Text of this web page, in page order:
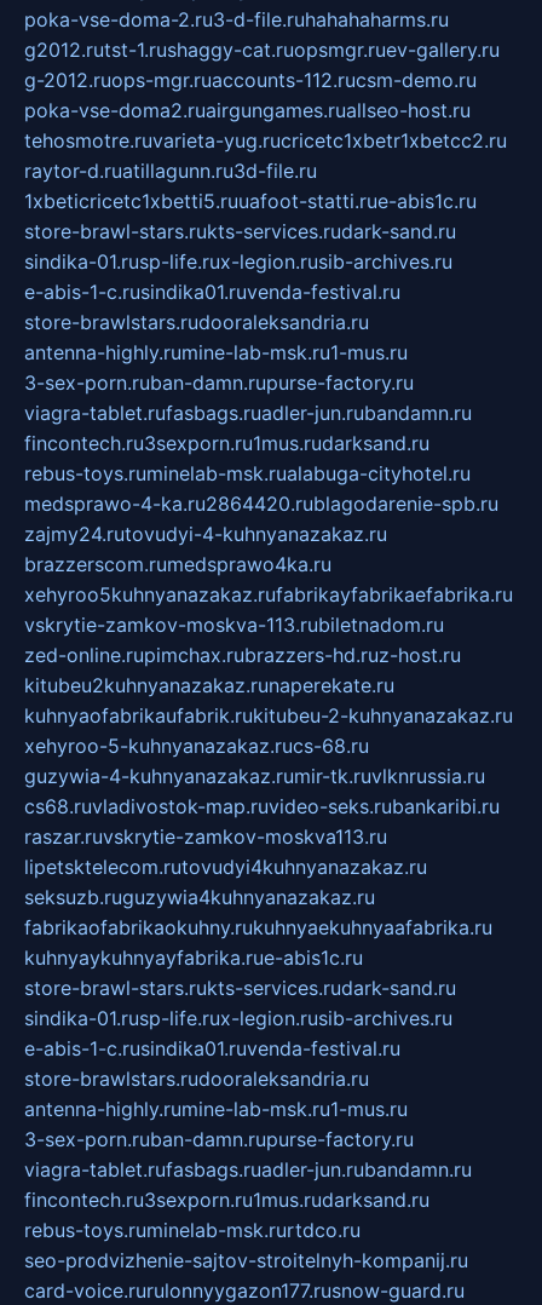
poka-vse-doma-2.ru3-d-file.ruhahahaharms.ru
g2012.rutst-1.rushaggy-cat.ruopsmgr.ruev-gallery.ru
g-2012.ruops-mgr.ruaccounts-112.rucsm-demo.ru
poka-vse-doma2.ruairgungames.ruallseo-host.ru
tehosmotre.ruvarieta-yug.rucricetc1xbetr1xbetcc2.ru
raytor-d.ruatillagunn.ru3d-file.ru
1xbeticricetc1xbetti5.ruuafoot-statti.rue-abis1c.ru
store-brawl-stars.rukts-services.rudark-sand.ru
sindika-01.rusp-life.rux-legion.rusib-archives.ru
e-abis-1-c.rusindika01.ruvenda-festival.ru
store-brawlstars.rudooraleksandria.ru
antenna-highly.rumine-lab-msk.ru1-mus.ru
3-sex-porn.ruban-damn.rupurse-factory.ru
viagra-tablet.rufasbags.ruadler-jun.rubandamn.ru
fincontech.ru3sexporn.ru1mus.rudarksand.ru
rebus-toys.ruminelab-msk.rualabuga-cityhotel.ru
medsprawo-4-ka.ru2864420.rublagodarenie-spb.ru
zajmy24.rutovudyi-4-kuhnyanazakaz.ru
brazzerscom.rumedsprawo4ka.ru
xehyroo5kuhnyanazakaz.rufabrikayfabrikaefabrika.ru
vskrytie-zamkov-moskva-113.rubiletnadom.ru
zed-online.rupimchax.rubrazzers-hd.ruz-host.ru
kitubeu2kuhnyanazakaz.runaperekate.ru
kuhnyaofabrikaufabrik.rukitubeu-2-kuhnyanazakaz.ru
xehyroo-5-kuhnyanazakaz.rucs-68.ru
guzywia-4-kuhnyanazakaz.rumir-tk.ruvlknrussia.ru
cs68.ruvladivostok-map.ruvideo-seks.rubankaribi.ru
raszar.ruvskrytie-zamkov-moskva113.ru
lipetsktelecom.rutovudyi4kuhnyanazakaz.ru
seksuzb.ruguzywia4kuhnyanazakaz.ru
fabrikaofabrikaokuhny.rukuhnyaekuhnyaafabrika.ru
kuhnyaykuhnyayfabrika.rue-abis1c.ru
store-brawl-stars.rukts-services.rudark-sand.ru
sindika-01.rusp-life.rux-legion.rusib-archives.ru
e-abis-1-c.rusindika01.ruvenda-festival.ru
store-brawlstars.rudooraleksandria.ru
antenna-highly.rumine-lab-msk.ru1-mus.ru
3-sex-porn.ruban-damn.rupurse-factory.ru
viagra-tablet.rufasbags.ruadler-jun.rubandamn.ru
fincontech.ru3sexporn.ru1mus.rudarksand.ru
rebus-toys.ruminelab-msk.rurtdco.ru
seo-prodvizhenie-sajtov-stroitelnyh-kompanij.ru
card-voice.rurulonnyygazon177.rusnow-guard.ru